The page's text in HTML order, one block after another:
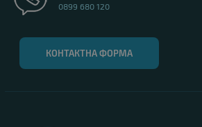
0899 680 120
КОНТАКТНА ФОРМА